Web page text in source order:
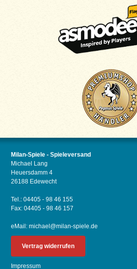
Milan-Spiele - Spieleversand
Michael Lang
Heuersdamm 4
26188 Edewecht
Tel.: 04405 - 98 46 155
Fax: 04405 - 98 46 157
eMail:michael@milan-spiele.de
Vertrag widerrufen
Impressum